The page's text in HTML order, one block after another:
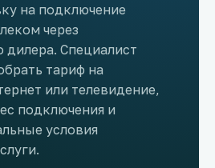
на подключение
через
дилера. Специалист
тариф на
или телевидение,
подключения и
условия